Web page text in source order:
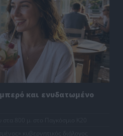
και ενυδατωμένο